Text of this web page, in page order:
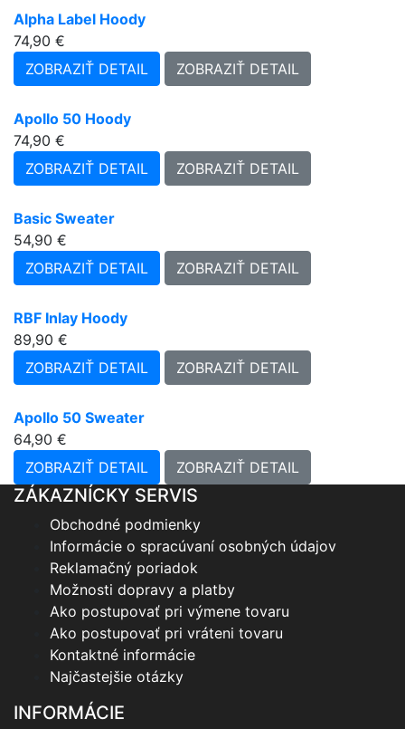
Alpha Label Hoody
74,90 €
ZOBRAZIŤ DETAIL
ZOBRAZIŤ DETAIL
Apollo 50 Hoody
74,90 €
ZOBRAZIŤ DETAIL
ZOBRAZIŤ DETAIL
Basic Sweater
54,90 €
ZOBRAZIŤ DETAIL
ZOBRAZIŤ DETAIL
RBF Inlay Hoody
89,90 €
ZOBRAZIŤ DETAIL
ZOBRAZIŤ DETAIL
Apollo 50 Sweater
64,90 €
ZOBRAZIŤ DETAIL
ZOBRAZIŤ DETAIL
ZÁKAZNÍCKY SERVIS
Obchodné podmienky
Informácie o spracúvaní osobných údajov
Reklamačný poriadok
Možnosti dopravy a platby
Ako postupovať pri výmene tovaru
Ako postupovať pri vráteni tovaru
Kontaktné informácie
Najčastejšie otázky
INFORMÁCIE